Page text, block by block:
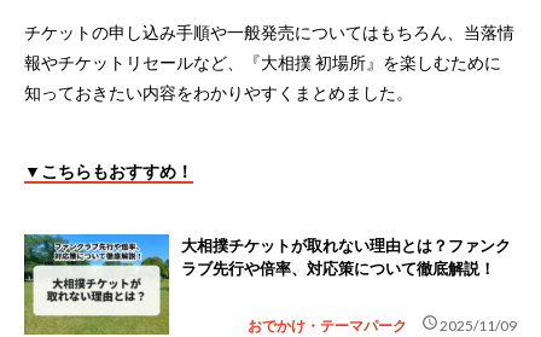
チケットの申し込み手順や一般発売についてはもちろん、当落情
報やチケットリセールなど、『大相撲 初場所』を楽しむために
知っておきたい内容をわかりやすくまとめました。
▼こちらもおすすめ！
大相撲チケットが取れない理由とは？ファンク
ラブ先行や倍率、対応策について徹底解説！
おでかけ・テーマパーク schedule2025/11/09